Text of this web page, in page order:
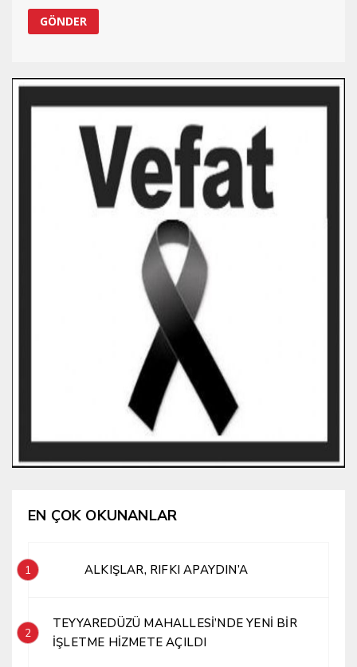
EN ÇOK OKUNANLAR
1 ALKIŞLAR, RIFKI APAYDIN’A
2
TEYYAREDÜZÜ MAHALLESİ’NDE YENİ BİR
İŞLETME HİZMETE AÇILDI